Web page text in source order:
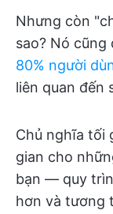
Nhưng còn
sao? Nó
80% người
liên quan đến
Chủ nghĩa tối
gian cho
bạn — quy
hơn và tương